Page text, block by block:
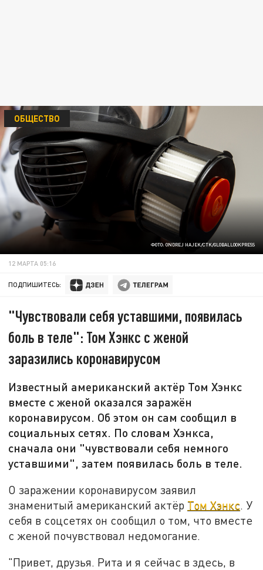
ФОТО: ONDREJ HAJEK/CTK/GLOBALLOOKPRESS
ОБЩЕСТВО
12 МАРТА 05:16
ПОДПИШИТЕСЬ:
"Чувствовали себя уставшими, появилась
боль в теле": Том Хэнкс с женой
заразились коронавирусом
Известный американский актёр Том Хэнкс
вместе с женой оказался заражён
коронавирусом. Об этом он сам сообщил в
социальных сетях. По словам Хэнкса,
сначала они "чувствовали себя немного
уставшими", затем появилась боль в теле.
О заражении коронавирусом заявил
знаменитый американский актёр Том Хэнкс. У
себя в соцсетях он сообщил о том, что вместе
с женой почувствовал недомогание.
"Привет, друзья. Рита и я сейчас в здесь, в